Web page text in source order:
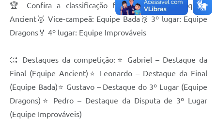
🏆 Confira a classificação final:🥇 Campeã: Equipe
Ancient🥈 Vice-campeã: Equipe Bada🥉 3º lugar: Equipe
Dragons🏅 4º lugar: Equipe Improváveis
👏 Destaques da competição:⭐ Gabriel – Destaque da
Final (Equipe Ancient)⭐ Leonardo – Destaque da Final
(Equipe Bada)⭐ Gustavo – Destaque do 3º Lugar (Equipe
Dragons)⭐ Pedro – Destaque da Disputa de 3º Lugar
(Equipe Improváveis)